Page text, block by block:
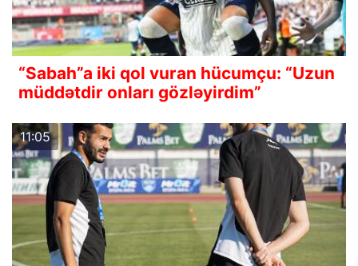
“Sabah”a iki qol vuran hücumçu: “Uzun
müddətdir onları gözləyirdim”
11:05